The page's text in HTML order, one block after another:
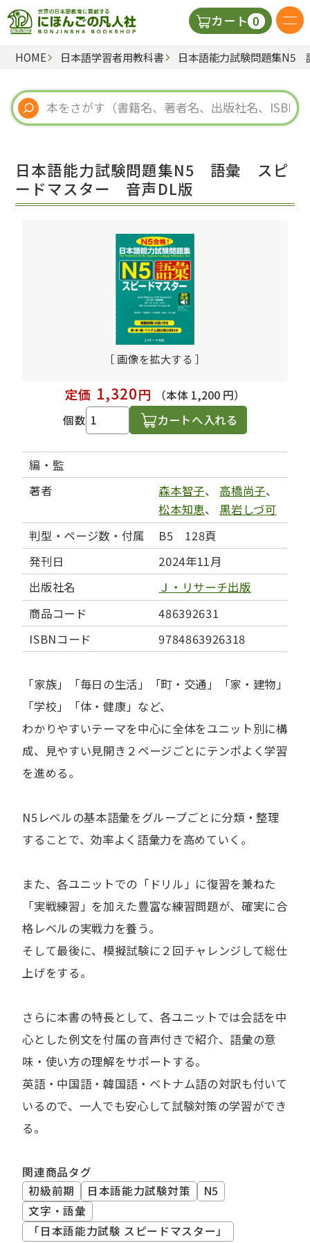
カート 0
日本語の教科書
視聴覚・補助教材
教師用参考書
HOME 日本語学習者用教科書 日本語能力試験問題集
日本語能力試験問題集N5 語彙 スピ
ードマスター 音声DL版
［ 画像を拡大する ］
定価 1,320円
（本体 1,200 円）
個数
カートへ入れる
編・監
著者
森本智子、 高橋尚子、
松本知恵、 黒岩しづ可
判型・ページ数・付属
B5 128頁
発刊日
2024年11月
出版社名
Ｊ・リサーチ出版
商品コード
486392631
ISBNコード
9784863926318
「家族」「毎日の生活」「町・交通」「家・建物」
「学校」「体・健康」など、
わかりやすいテーマを中心に全体をユニット別に構
成、見やすい見開き２ページごとにテンポよく学習
を進める。
N5レベルの基本語彙をグループごとに分類・整理
することで、効率よく語彙力を高めていく。
また、各ユニットでの「ドリル」に復習を兼ねた
「実戦練習」を加えた豊富な練習問題が、確実に合
格レベルの実戦力を養う。
そして最後に、模擬試験に２回チャレンジして総仕
上げをする。
さらに本書の特長として、各ユニットでは会話を中
心とした例文を付属の音声付きで紹介、語彙の意
味・使い方の理解をサポートする。
英語・中国語・韓国語・ベトナム語の対訳も付いて
いるので、一人でも安心して試験対策の学習ができ
る。
関連商品タグ
初級前期
日本語能力試験対策
N5
文字・語彙
「日本語能力試験 スピードマスター」